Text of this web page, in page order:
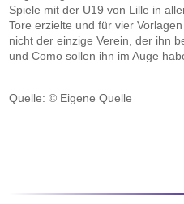
Spiele mit der U19 von Lille in
Tore erzielte und für vier
nicht der einzige Verein, der ihn
und Como sollen ihn im Auge
Quelle: © Eigene Quelle